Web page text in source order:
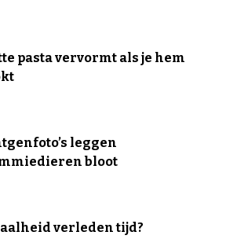
pasta vervormt als je hem
leggen
bloot
verleden tijd?